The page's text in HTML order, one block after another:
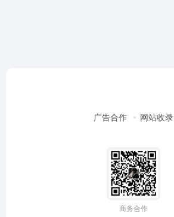
广告合作 网站收录
商务合作